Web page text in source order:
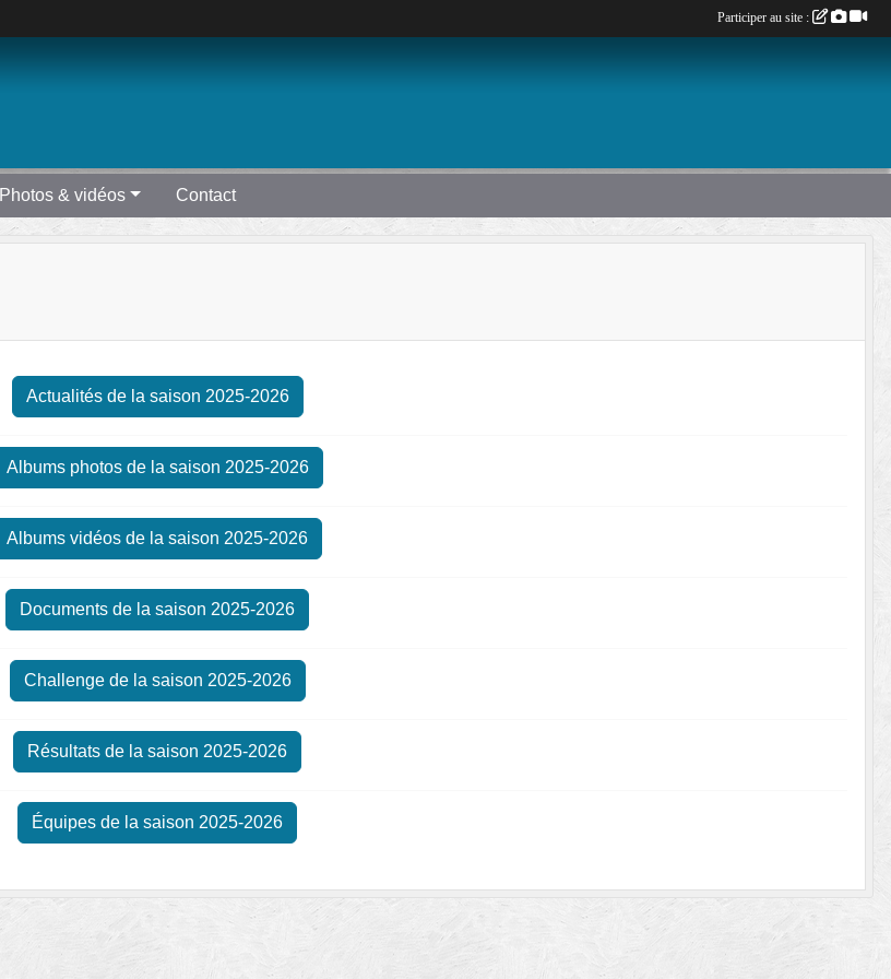
Photos & vidéos Contact
Actualités de la saison 2025-2026
Albums photos de la saison 2025-2026
Albums vidéos de la saison 2025-2026
Documents de la saison 2025-2026
Challenge de la saison 2025-2026
Résultats de la saison 2025-2026
Équipes de la saison 2025-2026
Participer au site :